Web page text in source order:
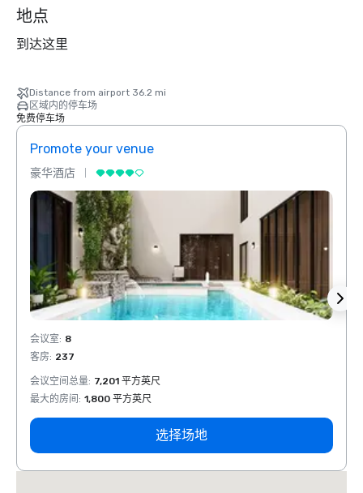
地点
到达这里
Distance from airport 36.2 mi
区域内的停车场
免费停车场
Promote your venue
豪华酒店
会议室: 8
客房: 237
会议空间总量: 7,201 平方英尺
最大的房间 : 1,800 平方英尺
选择场地